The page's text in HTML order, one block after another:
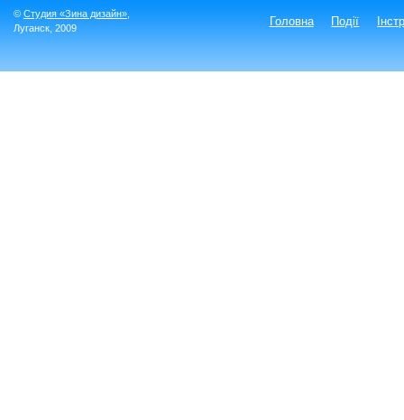
© Студия «Зина дизайн»
Луганск , 2009 Головна Події